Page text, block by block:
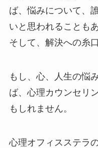
ば、悩みについて、
いと思われることも
そして、解決への糸
もし、心、人生の悩
ば、心理カウンセリ
もしれません。
心理オフィスステラ